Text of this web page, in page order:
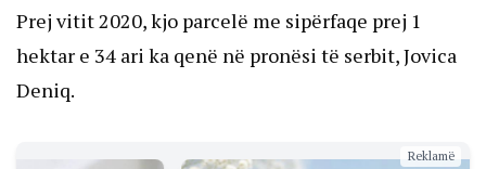
Prej vitit 2020, kjo parcelë me sipërfaqe prej 1
hektar e 34 ari ka qenë në pronësi të serbit, Jovica
Deniq.
Reklamë